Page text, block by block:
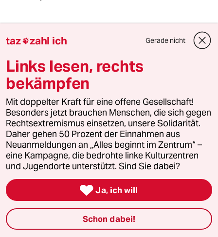
08.04.2020
alle Maßnahmen so schnell wie möglich wieder
auf Null und alle Bürger- und Grundrechte
wieder im vollem Umfang hergestellt werden,
z.B. durch Befristungen und ein eigenes Gesetz.
Wenn man daran denkt, was alles so im
Wahlkampf versprochen wird, sollte jede/r
misstrauisch bleiben. Das beste Beispiel ist,
das man die Exit-Debatte verhindern will,
wobei es noch nicht mal auf den konkreten
Zeitpunkt ankommt, aber selbst Spanien hat
Jossi Blum
09.04.2020,09:27 Uhr
taz zahl ich Gerade nicht
Links lesen, rechts
bekämpfen
Mit doppelter Kraft für eine offene Gesellschaft!
Besonders jetzt brauchen Menschen, die sich gegen
Rechtsextremismus einsetzen, unsere Solidarität.
Daher gehen 50 Prozent der Einnahmen aus
Neuanmeldungen an „Alles beginnt im Zentrum“ –
eine Kampagne, die bedrohte linke Kulturzentren
und Jugendorte unterstützt. Sind Sie dabei?
 Ja, ich will
Schon dabei!